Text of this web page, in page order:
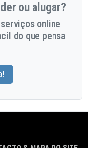
ou alugar?
online
do que pensa